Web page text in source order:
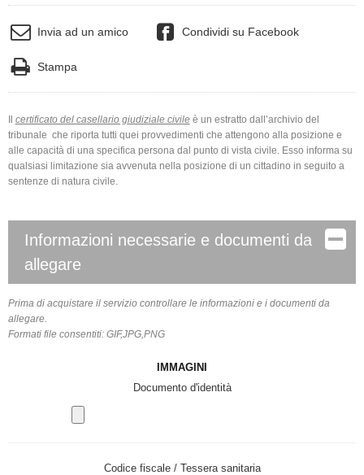
Invia ad un amico Condividi su Facebook
Stampa
certificato del casellario giudiziale civileè un estratto dall’archivio del
tribunale che riporta tutti quei provvedimenti che attengono alla posizione e
alle capacità di una specifica persona dal punto di vista civile. Esso informa su
qualsiasi limitazione sia avvenuta nella posizione di un cittadino in seguito a
sentenze di natura civile.
Informazioni necessarie e documenti da
allegare
Prima di acquistare il servizio controllare le informazioni e i documenti da
allegare.
Formati file consentiti: GIF,JPG,PNG
IMMAGINI
Documento d'identità
Codice fiscale / Tessera sanitaria